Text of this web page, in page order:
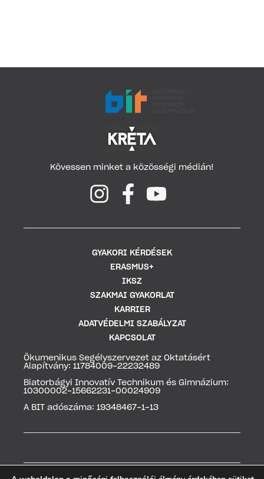
Kövessen minket a közösségi médián!
GYAKORI KÉRDÉSEK
ERASMUS+
IKSZ
SZAKMAI GYAKORLAT
KARRIER
ADATVÉDELMI SZABÁLYZAT
KAPCSOLAT
Ökumenikus Segélyszervezet az Oktatásért
Alapítvány: 11784009-22232489
Biatorbágyi Innovatív Technikum és Gimnázium:
10300002-15662231-00024909
A BIT adószáma: 19348467-1-13